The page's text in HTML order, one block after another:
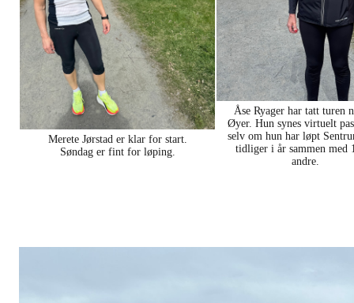
Merete Jørstad er klar for start.
Søndag er fint for løping.
Åse Ryager har tatt turen
Øyer. Hun synes virtuelt
selv om hun har løpt
tidliger i år sammen med
andre.